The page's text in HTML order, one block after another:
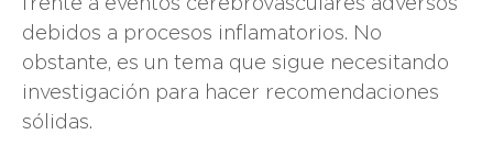
frente a eventos cerebrovasculares adversos
debidos a procesos inflamatorios. No
obstante, es un tema que sigue necesitando
investigación para hacer recomendaciones
sólidas.